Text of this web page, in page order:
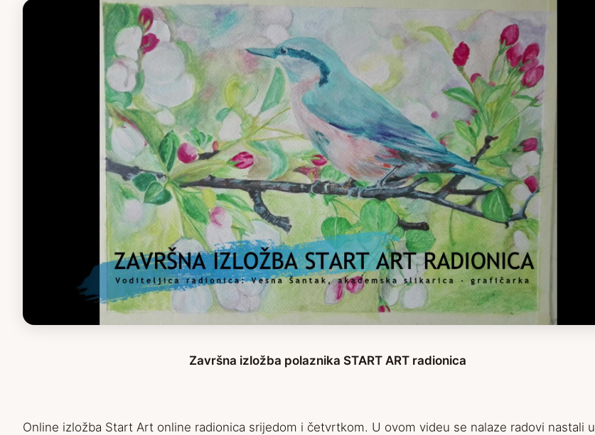
Završna izložba polaznika START ART radionica
Online izložba Start Art online radionica srijedom i četvrtkom. U ovom videu se nalaze radovi nastali u